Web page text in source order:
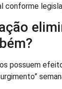
conforme
possuem